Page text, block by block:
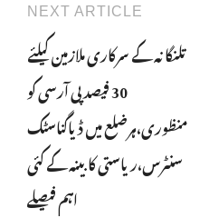
NEXT ARTICLE
تلنگانہ کے سرکاری ملازمین کیلئے
30 فیصد پی آرسی کو
منظوری،ہرضلع میں ڈیاگناسٹک
سنٹرس،ریاستی کابینہ کے کئی
اہم فیصلے